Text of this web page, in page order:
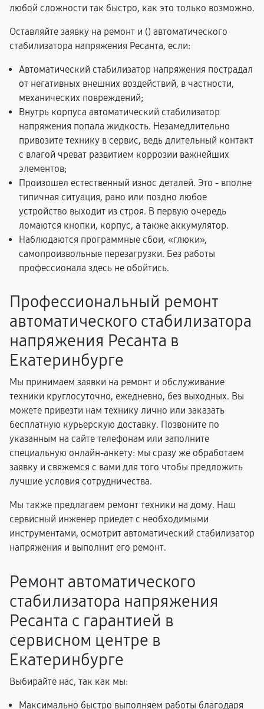
любой сложности так быстро, как это только возможно.
Оставляйте заявку на ремонт и () автоматического
стабилизатора напряжения Ресанта, если:
Автоматический стабилизатор напряжения пострадал
от негативных внешних воздействий, в частности,
механических повреждений;
Внутрь корпуса автоматический стабилизатор
напряжения попала жидкость. Незамедлительно
привозите технику в сервис, ведь длительный контакт
с влагой чреват развитием коррозии важнейших
элементов;
Произошел естественный износ деталей. Это - вполне
типичная ситуация, рано или поздно любое
устройство выходит из строя. В первую очередь
ломаются кнопки, корпус, а также аккумулятор.
Наблюдаются программные сбои, «глюки»,
самопроизвольные перезагрузки. Без работы
профессионала здесь не обойтись.
Профессиональный ремонт
автоматического стабилизатора
напряжения Ресанта в
Екатеринбурге
Мы принимаем заявки на ремонт и обслуживание
техники круглосуточно, ежедневно, без выходных. Вы
можете привезти нам технику лично или заказать
бесплатную курьерскую доставку. Позвоните по
указанным на сайте телефонам или заполните
специальную онлайн-анкету: мы сразу же обработаем
заявку и свяжемся с вами для того чтобы предложить
лучшие условия сотрудничества.
Мы также предлагаем ремонт техники на дому. Наш
сервисный инженер приедет с необходимыми
инструментами, осмотрит автоматический стабилизатор
напряжения и выполнит его ремонт.
Ремонт автоматического
стабилизатора напряжения
Ресанта с гарантией в
сервисном центре в
Екатеринбурге
Выбирайте нас, так как мы:
Максимально быстро выполняем работы благодаря